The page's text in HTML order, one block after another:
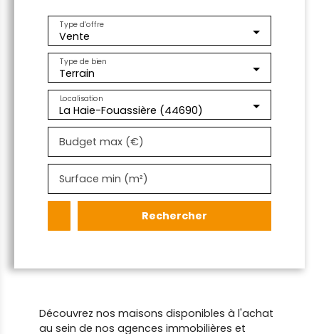
Vente
Type d'offre
Terrain
Type de bien
La Haie-Fouassière (44690)
Localisation
Budget max (€)
Surface min (m²)
Rechercher
Découvrez nos maisons disponibles à l'achat
au sein de nos agences immobilières et